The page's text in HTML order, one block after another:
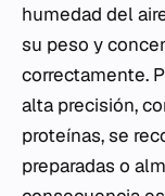
humedad del
su peso y
correctamente.
alta precisión,
proteínas, se
preparadas o